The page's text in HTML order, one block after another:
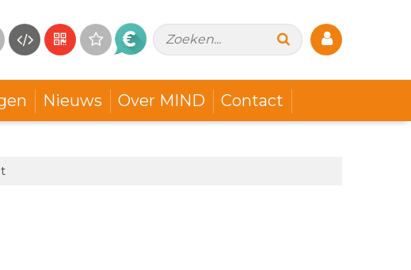
Zoeken...
Nieuws Over MIND Contact